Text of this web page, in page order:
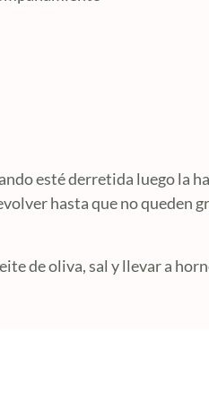
esté derretida luego la
hasta que no queden
de oliva, sal y llevar a